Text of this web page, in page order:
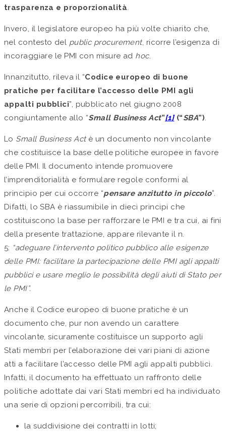
trasparenza e proporzionalità.
Invero, il legislatore europeo ha più volte chiarito che,
nel contesto del public procurement, ricorre l’esigenza di
incoraggiare le PMI con misure ad hoc.
Innanzitutto, rileva il “Codice europeo di buone
pratiche per facilitare l’accesso delle PMI agli
appalti pubblici”, pubblicato nel giugno 2008
congiuntamente allo “Small Business Act”[1](“SBA”).
Lo Small Business Act è un documento non vincolante
che costituisce la base delle politiche europee in favore
delle PMI. Il documento intende promuovere
l’imprenditorialità e formulare regole conformi al
principio per cui occorre “pensare anzitutto in piccolo”.
Difatti, lo SBA è riassumibile in dieci principi che
costituiscono la base per rafforzare le PMI e tra cui, ai fini
della presente trattazione, appare rilevante il n.
5: “adeguare l’intervento politico pubblico alle esigenze
delle PMI: facilitare la partecipazione delle PMI agli appalti
pubblici e usare meglio le possibilità degli aiuti di Stato per
le PMI”.
Anche il Codice europeo di buone pratiche è un
documento che, pur non avendo un carattere
vincolante, sicuramente costituisce un supporto agli
Stati membri per l’elaborazione dei vari piani di azione
atti a facilitare l’accesso delle PMI agli appalti pubblici.
Infatti, il documento ha effettuato un raffronto delle
politiche adottate dai vari Stati membri ed ha individuato
una serie di opzioni percorribili, tra cui:
la suddivisione dei contratti in lotti;